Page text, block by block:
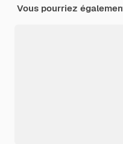
Vous pourriez